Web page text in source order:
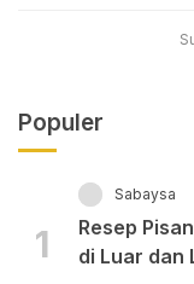
Populer
1
Sabaysa
Resep
di Luar dan